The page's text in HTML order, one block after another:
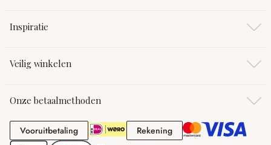
Inspiratie
Veilig winkelen
Onze betaalmethoden
VooruitbetalingVooruitbetaling RekeningRekening